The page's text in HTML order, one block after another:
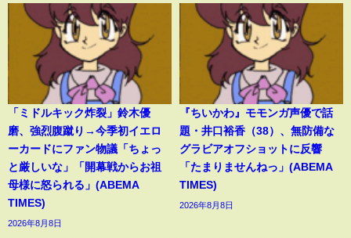
「ミドルキック炸裂」鈴木優
磨、強烈腹蹴り→今季初イエロ
ーカードにファン物議「ちょっ
と厳しいな」「開幕戦からお祖
母様に怒られる」(ABEMA
TIMES)
2026年8月8日
『ちいかわ』モモンガ声優で話
題・井口裕香（38）、無防備な
グラビアオフショットに反響
「たまりませんねっ」(ABEMA
TIMES)
2026年8月8日